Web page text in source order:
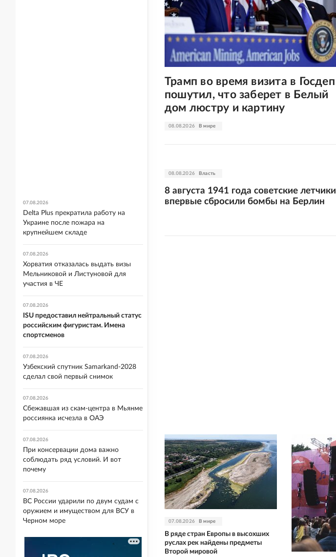
08.08.2026 В мире
Трамп во время визита в Госдеп
пошутил, что заберет в Белый
дом люстру и картину
08.08.2026 Власть
8 августа 1941 года советские летчики
впервые сбросили бомбы на Берлин
07.08.2026 В мире
В ряде стран Европы в высохших
руслах рек найдены предметы
Второй мировой
07.08.2026
Delta Plus прекратила работу на
Украине после пожара на
крупнейшем складе
07.08.2026
Хорватия отказалась выдать визы
Мельниковой и Листуновой для
участия в ЧЕ
07.08.2026
ISU предоставил нейтральный статус
российским фигуристам. Имена
спортсменов
07.08.2026
Узбекский спутник Samarkand-2028
сделал свой первый снимок
07.08.2026
Сбежавшая из скам-центра в Мьянме
россиянка исчезла в ОАЭ
07.08.2026
При консервации дома важно
соблюдать ряд условий. И вот
почему
07.08.2026
ВС России ударили по двум судам с
оружием и имуществом для ВСУ в
Черном море